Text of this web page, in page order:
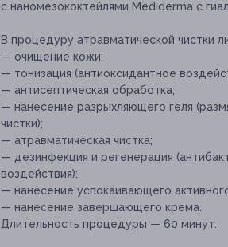
с наномезококтейлями Mediderma с
В процедуру атравматической чистки
— очищение кожи;
— тонизация (антиоксидантное
— антисептическая обработка;
— нанесение разрыхляющего геля
чистки);
— атравматическая чистка;
— дезинфекция и регенерация
воздействия);
— нанесение успокаивающего
— нанесение завершающего крема.
Длительность процедуры — 60 минут.